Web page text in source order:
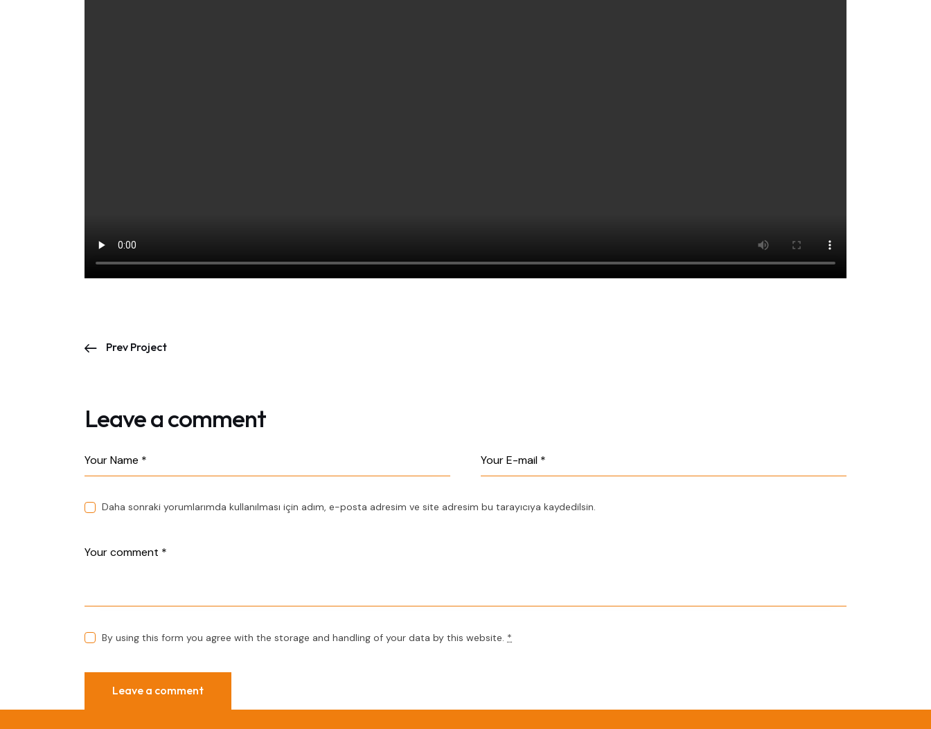
Prev Project
Leave a comment
Daha sonraki yorumlarımda kullanılması için adım, e-posta adresim ve site adresim bu tarayıcıya kaydedilsin.
By using this form you agree with the storage and handling of your data by this website. *